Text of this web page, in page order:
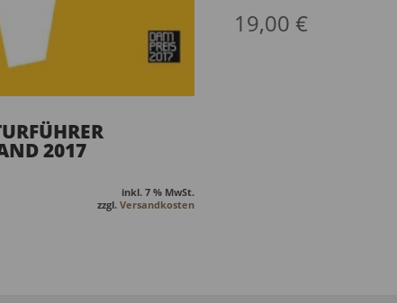
2017
inkl. 7 % MwSt.
zzgl.Versandkosten
19,00€